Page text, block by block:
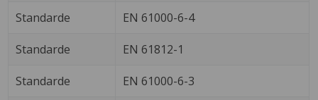
Standarde EN 61000-6-4
Standarde EN 61812-1
Standarde EN 61000-6-3